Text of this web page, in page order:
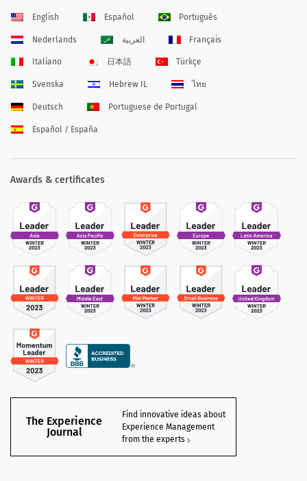
English Español Português
Nederlands العربية Français
Italiano 日本語 Türkçe
Svenska Hebrew IL ไทย
Deutsch Portuguese de Portugal
Español / España
Awards & certificates
The Experience
Journal
Find innovative ideas about
Experience Management
from the experts